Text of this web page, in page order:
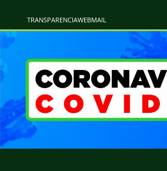
TRANSPARENCIAWEBMAIL